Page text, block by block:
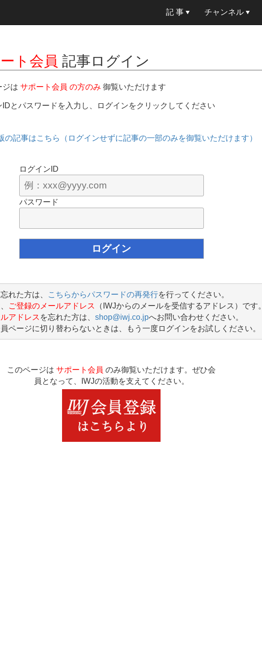
記 事 チャンネル
ト会員 記事ログイン
ジは サポート会員 の方のみ 御覧いただけます
IDとパスワードを入力し、ログインをクリックしてください
の記事はこちら（ログインせずに記事の一部のみを御覧いただけます）
ログインID
パスワード
れた方は、 こちらからパスワードの再発行を行ってください。
ご登録のメールアドレス （IWJからのメールを受信するアドレス）です。
アドレス を忘れた方は、 shop@iwj.co.jpへお問い合わせください。
ページに切り替わらないときは、もう一度ログインをお試しください。
このページは サポート会員 のみ御覧いただけます。ぜひ会
員となって、IWJの活動を支えてください。